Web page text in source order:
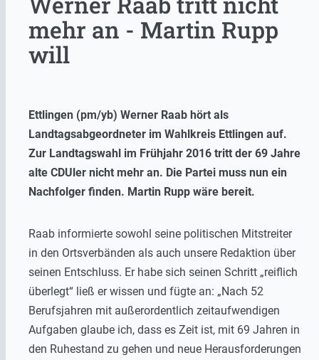
mehr an - Martin Rupp
will
Ettlingen (pm/yb) Werner Raab hört als
Landtagsabgeordneter im Wahlkreis Ettlingen auf.
Zur Landtagswahl im Frühjahr 2016 tritt der 69 Jahre
alte CDUler nicht mehr an. Die Partei muss nun ein
Nachfolger finden. Martin Rupp wäre bereit.
Raab informierte sowohl seine politischen Mitstreiter
in den Ortsverbänden als auch unsere Redaktion über
seinen Entschluss. Er habe sich seinen Schritt „reiflich
überlegt“ ließ er wissen und fügte an: „Nach 52
Berufsjahren mit außerordentlich zeitaufwendigen
Aufgaben glaube ich, dass es Zeit ist, mit 69 Jahren in
den Ruhestand zu gehen und neue Herausforderungen